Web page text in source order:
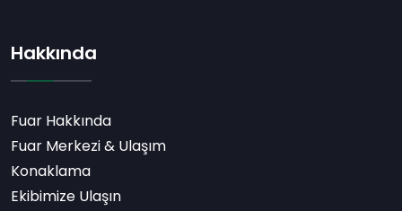
Hakkında
Fuar Hakkında
Fuar Merkezi & Ulaşım
Konaklama
Ekibimize Ulaşın